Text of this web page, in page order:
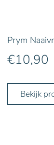
Prym
€10,90
Bekijk